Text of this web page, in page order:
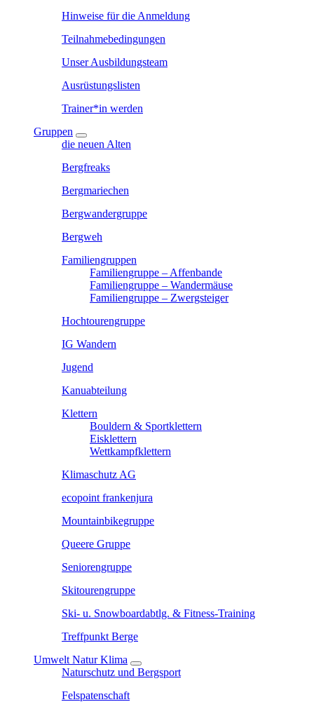
Hinweise für die Anmeldung
Teilnahmebedingungen
Unser Ausbildungsteam
Ausrüstungslisten
Trainer*in werden
Gruppen
die neuen Alten
Bergfreaks
Bergmariechen
Bergwandergruppe
Bergweh
Familiengruppen
Familiengruppe – Affenbande
Familiengruppe – Wandermäuse
Familiengruppe – Zwergsteiger
Hochtourengruppe
IG Wandern
Jugend
Kanuabteilung
Klettern
Bouldern & Sportklettern
Eisklettern
Wettkampfklettern
Klimaschutz AG
ecopoint frankenjura
Mountainbikegruppe
Queere Gruppe
Seniorengruppe
Skitourengruppe
Ski- u. Snowboardabtlg. & Fitness-Training
Treffpunkt Berge
Umwelt Natur Klima
Naturschutz und Bergsport
Felspatenschaft